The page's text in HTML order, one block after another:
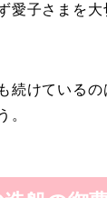
愛子さまを大
続けているの
。